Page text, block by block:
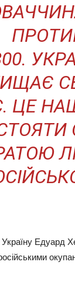
ЦЕ
Едуард